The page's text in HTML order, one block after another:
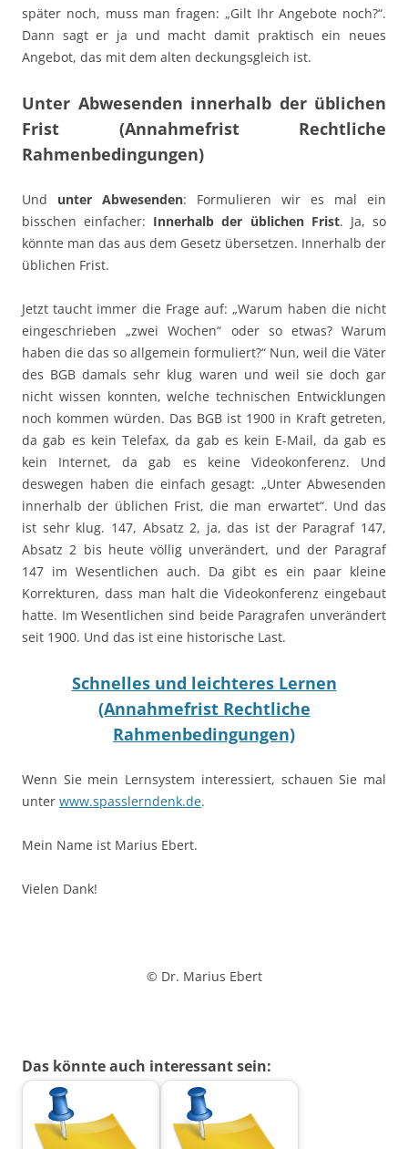
später noch, muss man fragen: „Gilt Ihr Angebote noch?“.
Dann sagt er ja und macht damit praktisch ein neues
Angebot, das mit dem alten deckungsgleich ist.
Unter Abwesenden innerhalb der üblichen
Frist (Annahmefrist Rechtliche
Rahmenbedingungen)
Und unter Abwesenden: Formulieren wir es mal ein
bisschen einfacher: Innerhalb der üblichen Frist. Ja, so
könnte man das aus dem Gesetz übersetzen. Innerhalb der
üblichen Frist.
Jetzt taucht immer die Frage auf: „Warum haben die nicht
eingeschrieben „zwei Wochen“ oder so etwas? Warum
haben die das so allgemein formuliert?“ Nun, weil die Väter
des BGB damals sehr klug waren und weil sie doch gar
nicht wissen konnten, welche technischen Entwicklungen
noch kommen würden. Das BGB ist 1900 in Kraft getreten,
da gab es kein Telefax, da gab es kein E-Mail, da gab es
kein Internet, da gab es keine Videokonferenz. Und
deswegen haben die einfach gesagt: „Unter Abwesenden
innerhalb der üblichen Frist, die man erwartet“. Und das
ist sehr klug. 147, Absatz 2, ja, das ist der Paragraf 147,
Absatz 2 bis heute völlig unverändert, und der Paragraf
147 im Wesentlichen auch. Da gibt es ein paar kleine
Korrekturen, dass man halt die Videokonferenz eingebaut
hatte. Im Wesentlichen sind beide Paragrafen unverändert
seit 1900. Und das ist eine historische Last.
Schnelles und leichteres Lernen
(Annahmefrist Rechtliche
Rahmenbedingungen)
Wenn Sie mein Lernsystem interessiert, schauen Sie mal
unter www.spasslerndenk.de.
Mein Name ist Marius Ebert.
Vielen Dank!
© Dr. Marius Ebert
Das könnte auch interessant sein: